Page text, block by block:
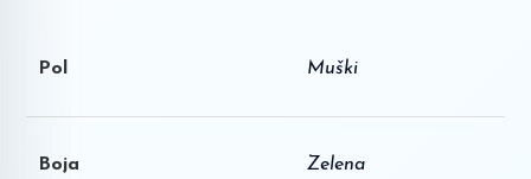
Pol Muški
Boja Zelena